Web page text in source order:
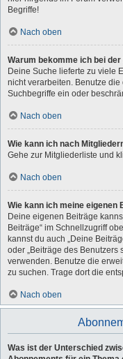
Begriffe!
Nach oben
Warum bekomme ich bei
Deine Suche lieferte zu viele
nicht verarbeiten. Benutze
Suchbegriffe ein oder
Nach oben
Wie kann ich nach
Gehe zur Mitgliederliste und
Nach oben
Wie kann ich meine eigenen
Deine eigenen Beiträge
Beiträge“ im Schnellzugriff
kannst du auch „Deine
oder „Beiträge des Benutzers
verwenden. Benutze die
zu suchen. Trage dort die
Nach oben
Was ist der Unterschied